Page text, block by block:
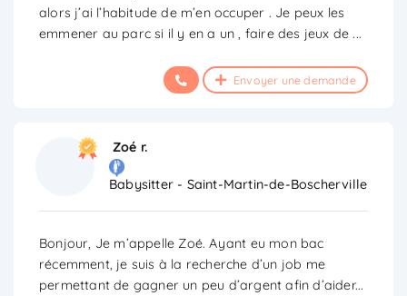
alors j’ai l’habitude de m’en occuper . Je peux les
emmener au parc si il y en a un , faire des jeux de...
Envoyer une demande
Zoé r.
Babysitter - Saint-Martin-de-Boscherville
Bonjour, Je m’appelle Zoé. Ayant eu mon bac
récemment, je suis à la recherche d’un job me
permettant de gagner un peu d’argent afin d’aider...